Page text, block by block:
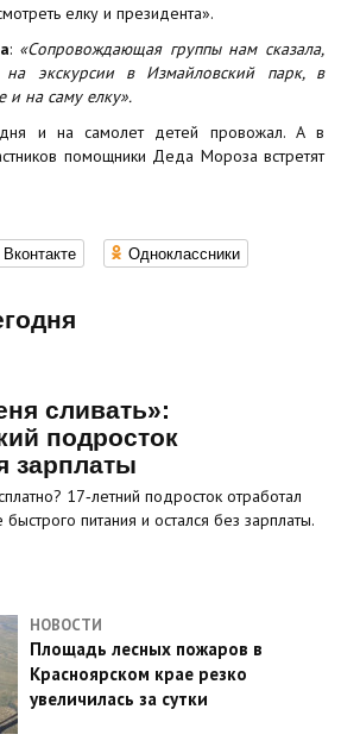
елку и президента».
: «Сопровождающая группы нам сказала,
на экскурсии в Измайловский парк, в
и на саму елку».
и на самолет детей провожал. А в
помощники Деда Мороза встретят
Вконтакте Одноклассники
сливать»:
подросток
зарплаты
17‑летний подросток отработал
питания и остался без зарплаты.
НОВОСТИ
Площадь лесных пожаров в
Красноярском крае резко
увеличилась за сутки